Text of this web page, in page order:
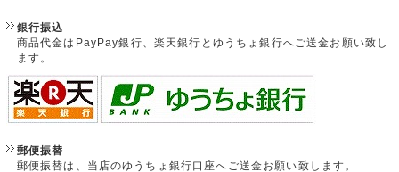
銀行振込
商品代金はPayPay銀行、楽天銀行とゆうちょ銀行へご送金お願い致し
ます。
郵便振替
郵便振替は、当店のゆうちょ銀行口座へご送金お願い致します。